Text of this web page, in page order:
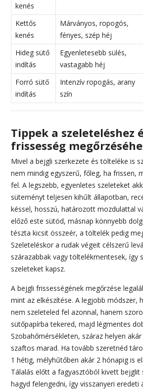
kenés
Kettős
kenés
Márványos, ropogós,
fényes, szép héj
Hideg sütő
indítás
Egyenletesebb sülés,
vastagabb héj
Forró sütő
indítás
Intenzív ropogás, arany
szín
Tippek a szeleteléshez
frissesség
Mivel a bejgli szerkezete és tölteléke is
nem mindig egyszerű, főleg, ha frissen,
fel. A legszebb, egyenletes szeleteket
süteményt teljesen kihűlt állapotban,
késsel, hosszú, határozott mozdulattal
előző este sütöd, másnap könnyebb
tészta kicsit összeér, a töltelék pedig
Szeleteléskor a rudak végeit célszerű
szárazabbak vagy töltelékmentesek, így
szeleteket kapsz.
A bejgli frissességének megőrzése
mint az elkészítése. A legjobb módszer,
nem szeleteled fel azonnal, hanem
sütőpapírba tekered, majd légmentes
Szobahőmérsékleten, száraz helyen
szaftos marad. Ha tovább szeretnéd
1 hétig, mélyhűtőben akár 2 hónapig is
Tálalás előtt a fagyasztóból kivett bejglit
hagyd felengedni, így visszanyeri eredeti